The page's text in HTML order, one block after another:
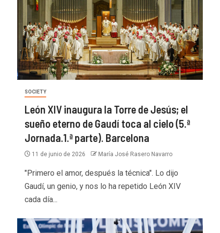
SOCIETY
León XIV inaugura la Torre de Jesús; el
sueño eterno de Gaudí toca al cielo (5.ª
Jornada.1.ª parte). Barcelona
11 de junio de 2026 María José Rasero Navarro
"Primero el amor, después la técnica". Lo dijo
Gaudí, un genio, y nos lo ha repetido León XIV
cada día...